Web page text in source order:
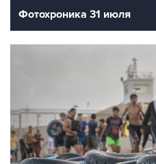
Фотохроника 31 июля